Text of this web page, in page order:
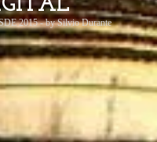
2015 - by Silvio Durante